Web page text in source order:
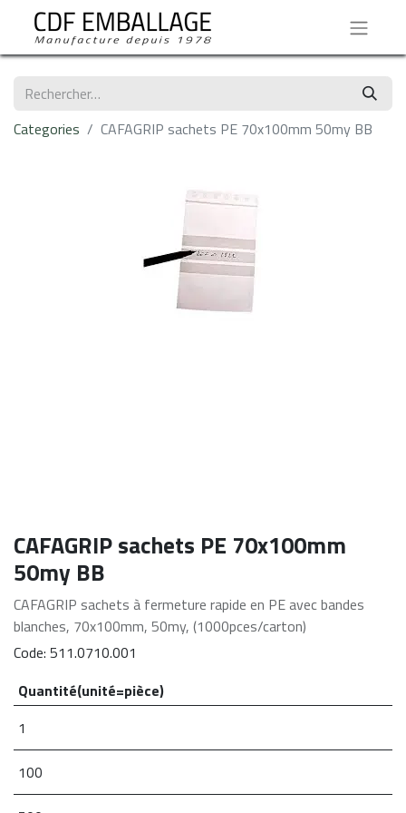
Categories CAFAGRIP sachets PE 70x100mm 50my BB
CAFAGRIP sachets PE 70x100mm
50my BB
CAFAGRIP sachets à fermeture rapide en PE avec bandes
blanches, 70x100mm, 50my, (1000pces/carton)
Code: 511.0710.001
Quantité(unité=pièce)
1
100